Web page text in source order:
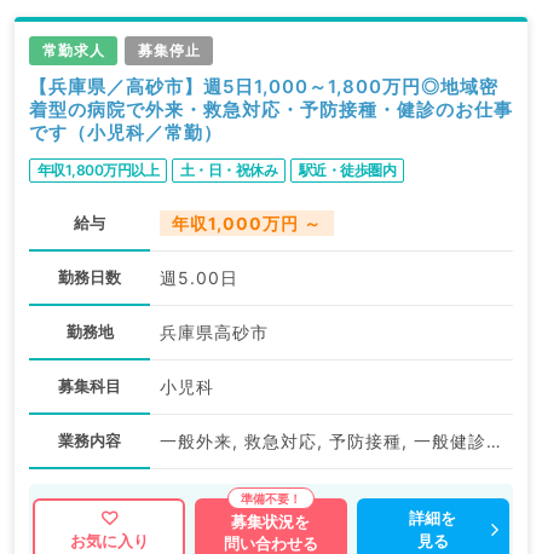
常勤求人 募集停止
【兵庫県／高砂市】週5日1,000～1,800万円◎地域密
着型の病院で外来・救急対応・予防接種・健診のお仕事
です（小児科／常勤）
年収1,800万円以上 土・日・祝休み 駅近・徒歩圏内
給与 年収1,000万円 ～
勤務日数 週5.00日
勤務地 兵庫県高砂市
募集科目 小児科
業務内容 一般外来, 救急対応, 予防接種, 一般健診・人間ドック
お気に入り
募集状況を
問い合わせる
詳細を
見る